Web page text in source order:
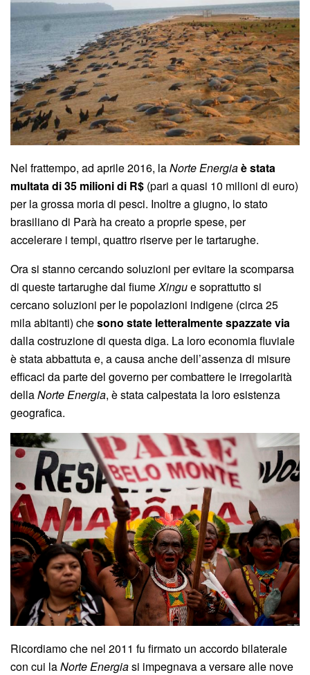
Nel frattempo, ad aprile 2016, laNorte Energiaè stata
multata di 35 milioni di R$ (pari a quasi 10 milioni di euro)
per la grossa moria di pesci. Inoltre a giugno, lo stato
brasiliano di Parà ha creato a proprie spese, per
accelerare i tempi, quattro riserve per le tartarughe.
Ora si stanno cercando soluzioni per evitare la scomparsa
di queste tartarughe dal fiumeXingue soprattutto si
cercano soluzioni per le popolazioni indigene (circa 25
mila abitanti) chesono state letteralmente spazzate via
dalla costruzione di questa diga. La loro economia fluviale
è stata abbattuta e, a causa anche dell’assenza di misure
efficaci da parte del governo per combattere le irregolarità
dellaNorte Energia, è stata calpestata la loro esistenza
geografica.
Ricordiamo che nel 2011 fu firmato un accordo bilaterale
con cui laNorte Energiasi impegnava a versare alle nove